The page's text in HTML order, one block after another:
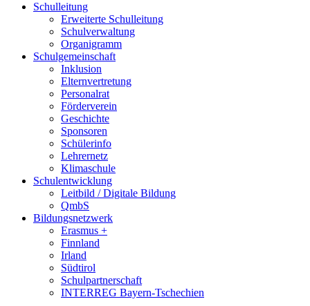
Schulleitung
Erweiterte Schulleitung
Schulverwaltung
Organigramm
Schulgemeinschaft
Inklusion
Elternvertretung
Personalrat
Förderverein
Geschichte
Sponsoren
Schülerinfo
Lehrernetz
Klimaschule
Schulentwicklung
Leitbild / Digitale Bildung
QmbS
Bildungsnetzwerk
Erasmus +
Finnland
Irland
Südtirol
Schul­partner­schaft
INTERREG Bayern-Tschechien